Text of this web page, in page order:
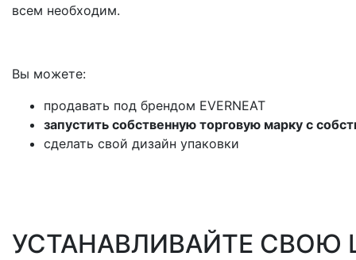
всем необходим.
Вы можете:
продавать под брендом EVERNEAT
запустить собственную торговую марку с
сделать свой дизайн упаковки
УСТАНАВЛИВАЙТЕ СВОЮ